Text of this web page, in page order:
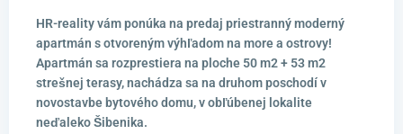
HR-reality vám ponúka na predaj priestranný moderný
apartmán s otvoreným výhľadom na more a ostrovy!
Apartmán sa rozprestiera na ploche 50 m2 + 53 m2
strešnej terasy, nachádza sa na druhom poschodí v
novostavbe bytového domu, v obľúbenej lokalite
neďaleko Šibenika.